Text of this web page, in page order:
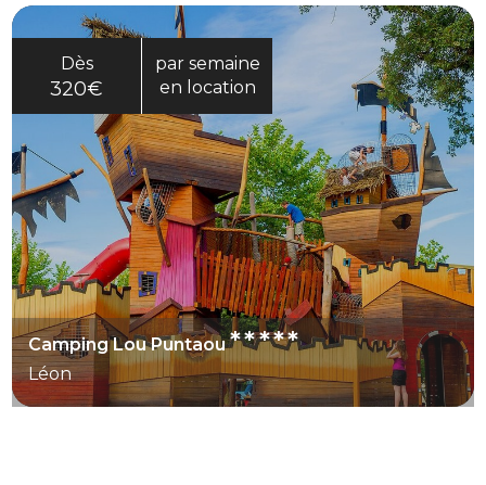
Dès
320€
par semaine
en location
Camping Lou Puntaou*****
Léon